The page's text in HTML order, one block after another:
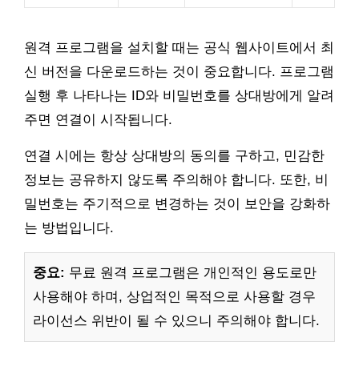
원격 프로그램을 설치할 때는 공식 웹사이트에서 최
신 버전을 다운로드하는 것이 중요합니다. 프로그램
실행 후 나타나는 ID와 비밀번호를 상대방에게 알려
주면 연결이 시작됩니다.
연결 시에는 항상 상대방의 동의를 구하고, 민감한
정보는 공유하지 않도록 주의해야 합니다. 또한, 비
밀번호는 주기적으로 변경하는 것이 보안을 강화하
는 방법입니다.
중요: 무료 원격 프로그램은 개인적인 용도로만
사용해야 하며, 상업적인 목적으로 사용할 경우
라이선스 위반이 될 수 있으니 주의해야 합니다.